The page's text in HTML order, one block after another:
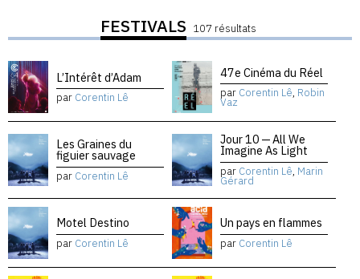
FESTIVALS 107 résultats
L’Intérêt d’Adam
par Corentin Lê
47e Cinéma du Réel
par Corentin Lê, Robin
Vaz
Les Graines du
figuier sauvage
par Corentin Lê
Jour 10 — All We
Imagine As Light
par Corentin Lê, Marin
Gérard
Motel Destino
par Corentin Lê
Un pays en flammes
par Corentin Lê